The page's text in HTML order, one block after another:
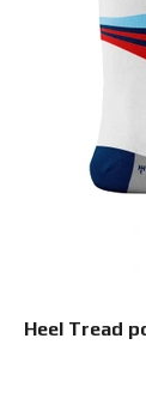
Heel Tread